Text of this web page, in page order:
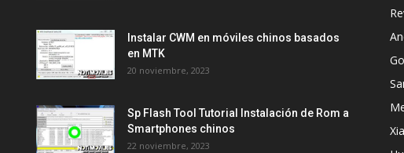
Instalar CWM en móviles chinos basados
en MTK
20 noviembre, 2023
Sp Flash Tool Tutorial Instalación de Rom a
Smartphones chinos
22 noviembre, 2023